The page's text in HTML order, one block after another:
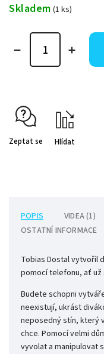
Skladem (1 ks)
Zeptat se Hlídat
POPIS VIDEA (1)
OSTATNÍ INFORMACE
Tobias Dostal vytvořil
pomocí telefonu, ať už
Budete schopni
neexistují, ukrást
neposedný stín, který
chce. Pomocí velmi
vyvolat a manipulovat